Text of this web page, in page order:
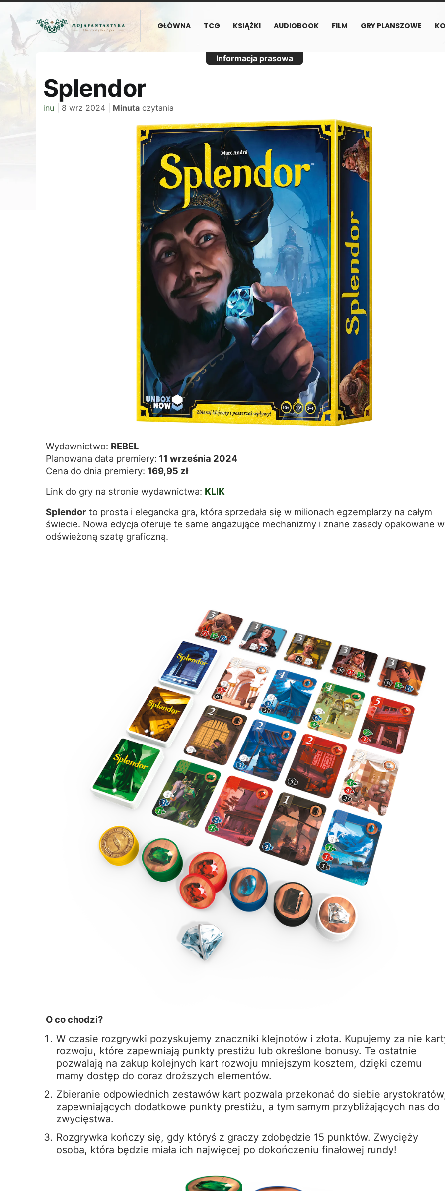
GŁÓWNA TCG KSIĄŻKI AUDIOBOOK FILM GRY PLANSZOWE
Informacja prasowa
Splendor
inu 8 wrz 2024 Minuta czytania
Wydawnictwo: REBEL
Planowana data premiery: 11 września 2024
Cena do dnia premiery: 169,95 zł
Link do gry na stronie wydawnictwa: KLIK
Splendor to prosta i elegancka gra, która sprzedała się w milionach egzemplarzy na całym
świecie. Nowa edycja oferuje te same angażujące mechanizmy i znane zasady opakowane w
odświeżoną szatę graficzną.
O co chodzi?
W czasie rozgrywki pozyskujemy znaczniki klejnotów i złota. Kupujemy za nie
rozwoju, które zapewniają punkty prestiżu lub określone bonusy. Te ostatnie
pozwalają na zakup kolejnych kart rozwoju mniejszym kosztem, dzięki czemu
mamy dostęp do coraz droższych elementów.
Zbieranie odpowiednich zestawów kart pozwala przekonać do siebie
zapewniających dodatkowe punkty prestiżu, a tym samym przybliżających nas do
zwycięstwa.
Rozgrywka kończy się, gdy któryś z graczy zdobędzie 15 punktów. Zwycięży
osoba, która będzie miała ich najwięcej po dokończeniu finałowej rundy!